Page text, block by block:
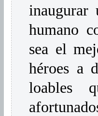
inaugurar
humano
sea el
héroes a
loables